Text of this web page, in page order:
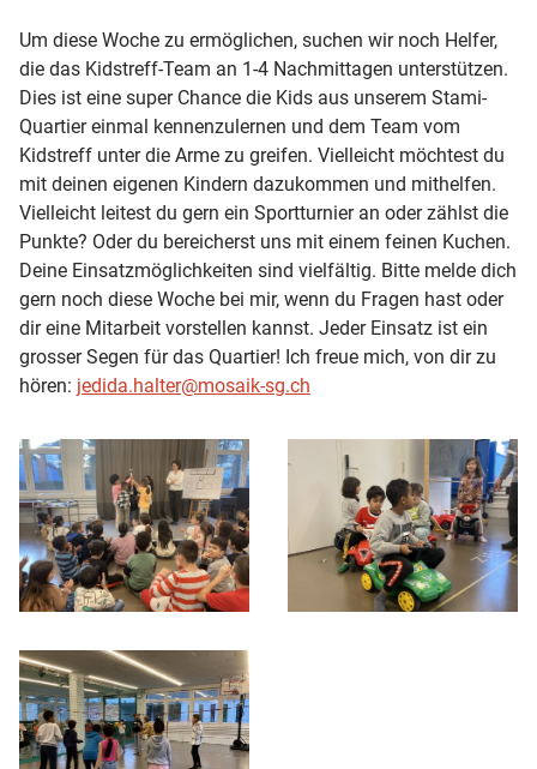
Um diese Woche zu ermöglichen, suchen wir noch Helfer,
die das Kidstreff-Team an 1-4 Nachmittagen unterstützen.
Dies ist eine super Chance die Kids aus unserem Stami-
Quartier einmal kennenzulernen und dem Team vom
Kidstreff unter die Arme zu greifen. Vielleicht möchtest du
mit deinen eigenen Kindern dazukommen und mithelfen.
Vielleicht leitest du gern ein Sportturnier an oder zählst die
Punkte? Oder du bereicherst uns mit einem feinen Kuchen.
Deine Einsatzmöglichkeiten sind vielfältig. Bitte melde dich
gern noch diese Woche bei mir, wenn du Fragen hast oder
dir eine Mitarbeit vorstellen kannst. Jeder Einsatz ist ein
grosser Segen für das Quartier! Ich freue mich, von dir zu
hören: jedida.halter@mosaik-sg.ch